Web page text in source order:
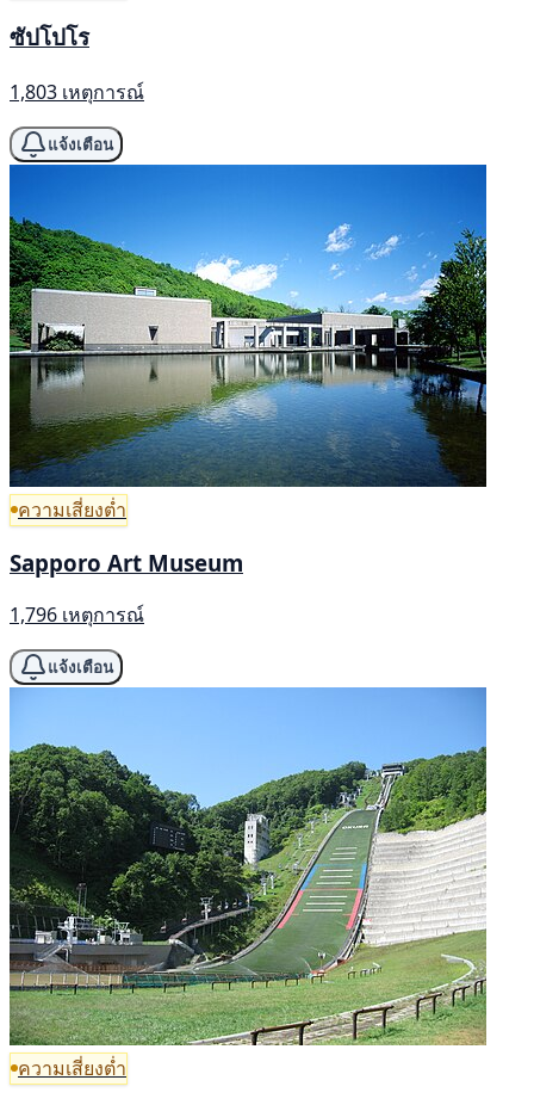
ซัปโปโร
1,803 เหตุการณ์
แจ้งเตือน
ความเสี่ยงต่ำ
Sapporo Art Museum
1,796 เหตุการณ์
แจ้งเตือน
ความเสี่ยงต่ำ